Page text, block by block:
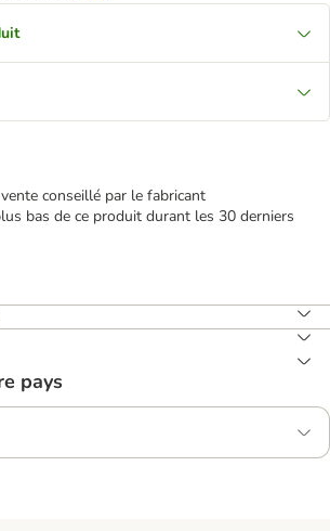
conseillé par le fabricant
bas de ce produit durant les 30 derniers
pays